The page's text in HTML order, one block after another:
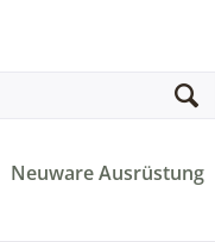
Neuware Ausrüstung